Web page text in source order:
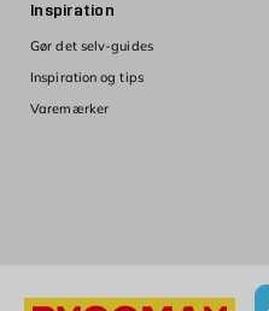
Inspiration
Gør det selv-guides
Inspiration og tips
Varemærker